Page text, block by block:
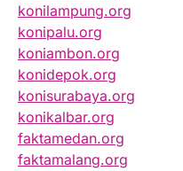
konilampung.org
konipalu.org
koniambon.org
konidepok.org
konisurabaya.org
konikalbar.org
faktamedan.org
faktamalang.org